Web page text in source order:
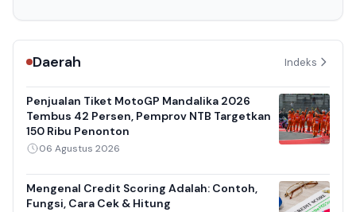
Daerah Indeks
Penjualan Tiket MotoGP Mandalika 2026
Tembus 42 Persen, Pemprov NTB Targetkan
150 Ribu Penonton
06 Agustus 2026
Mengenal Credit Scoring Adalah: Contoh,
Fungsi, Cara Cek & Hitung